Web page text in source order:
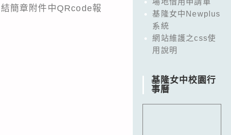
簡章附件中QRcode報
場地借用申請單
基隆女中Newplus
系統
網站維護之css使
用說明
基隆女中校園行
事曆